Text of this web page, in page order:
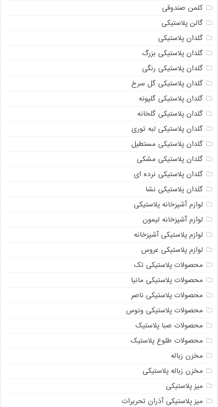
کلمن صندوقی
گالن پلاستیکی
گلدان پلاستیکی
گلدان پلاستیکی بزرگ
گلدان پلاستیکی رنگی
گلدان پلاستیکی گل سرخ
گلدان پلاستیکی گلپونه
گلدان پلاستیکی گلخانه
گلدان پلاستیکی لبه توری
گلدان پلاستیکی مستطیل
گلدان پلاستیکی مشکی
گلدان پلاستیکی نرده ای
گلدان پلاستیکی نشا
لوازم آشپزخانه پلاستیکی
لوازم آشپزخانه لیمون
لوازم پلاستیکی آشپزخانه
لوازم پلاستیکی عروس
محصولات پلاستیکی تک
محصولات پلاستیکی مانیا
محصولات پلاستیکی ناصر
محصولات پلاستیکی ونوس
محصولات صبا پلاستیک
محصولات طلوع پلاستیک
مخزن زباله
مخزن زباله پلاستیکی
میز پلاستیکی
میز پلاستیکی آذران تحریرات